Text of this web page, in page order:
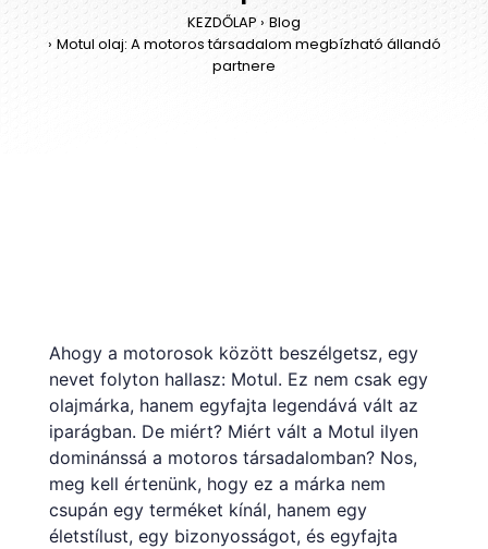
KEZDŐLAP
Blog
Motul olaj: A motoros társadalom megbízható állandó
partnere
Ahogy a motorosok között beszélgetsz, egy
nevet folyton hallasz: Motul. Ez nem csak egy
olajmárka, hanem egyfajta legendává vált az
iparágban. De miért? Miért vált a Motul ilyen
dominánssá a motoros társadalomban? Nos,
meg kell értenünk, hogy ez a márka nem
csupán egy terméket kínál, hanem egy
életstílust, egy bizonyosságot, és egyfajta